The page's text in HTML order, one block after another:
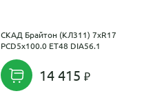
СКАД Брайтон (КЛ311) 7xR17
PCD5x100.0 ET48 DIA56.1
14 415